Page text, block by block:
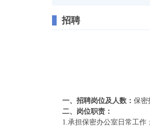
招聘
一、招聘岗位及人数： 保密
二、岗位职责：
1.承担保密办公室日常工作；